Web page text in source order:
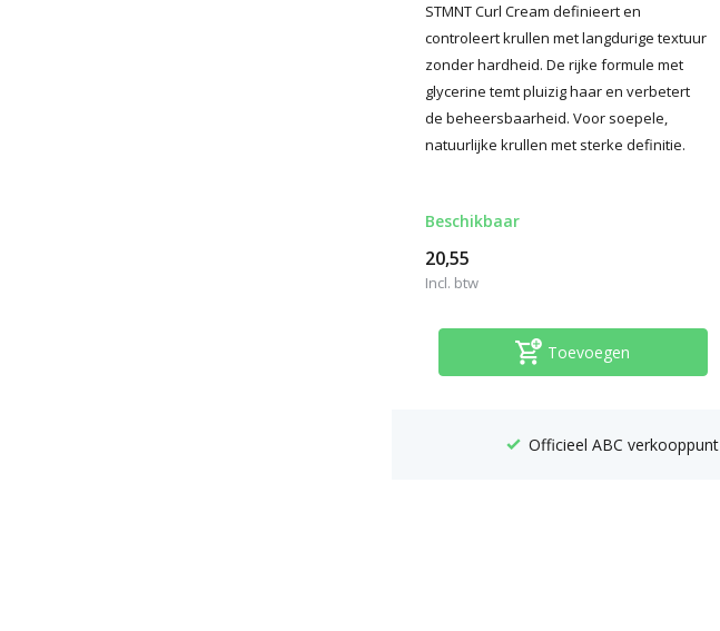
STMNT Curl Cream definieert en
controleert krullen met langdurige textuur
zonder hardheid. De rijke formule met
glycerine temt pluizig haar en verbetert
de beheersbaarheid. Voor soepele,
natuurlijke krullen met sterke definitie.
Beschikbaar
20,55
Incl. btw
Toevoegen
Officieel ABC verkooppunt